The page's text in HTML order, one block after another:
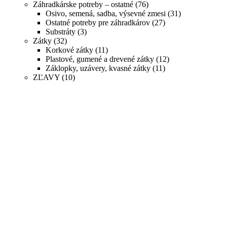
Záhradkárske potreby – ostatné (76)
Osivo, semená, sadba, výsevné zmesi (31)
Ostatné potreby pre záhradkárov (27)
Substráty (3)
Zátky (32)
Korkové zátky (11)
Plastové, gumené a drevené zátky (12)
Záklopky, uzávery, kvasné zátky (11)
ZĽAVY (10)